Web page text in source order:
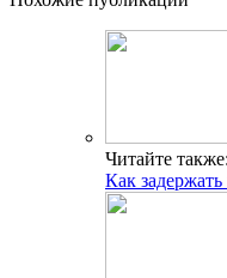
Читайте также:
Как